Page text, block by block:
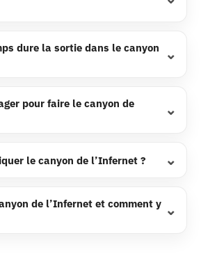
dure la sortie dans le canyon
pour faire le canyon de
le canyon de l’Infernet ?
de l’Infernet et comment y